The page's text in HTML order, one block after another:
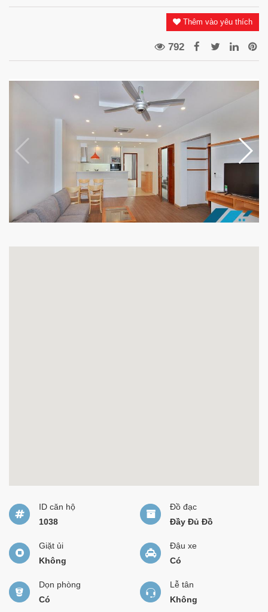
Thêm vào yêu thích
792
ID căn hộ
1038
Đồ đạc
Đầy Đủ Đồ
Giặt ủi
Không
Đậu xe
Có
Dọn phòng
Có
Lễ tân
Không